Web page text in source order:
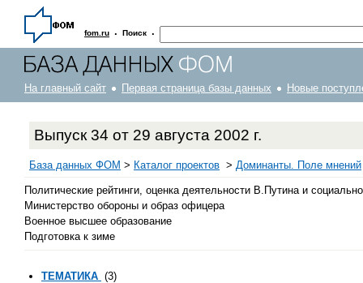
fom.ru · Поиск ·
На главный сайт Первая страница базы данных Новые
Выпуск 34 от 29 августа 2002 г.
База данных ФОМ > Каталог проектов > Доминанты. Поле мнений
Политические рейтинги, оценка деятельности В.Путина и
Министерство обороны и образ офицера
Военное высшее образование
Подготовка к зиме
ТЕМАТИКА (3)